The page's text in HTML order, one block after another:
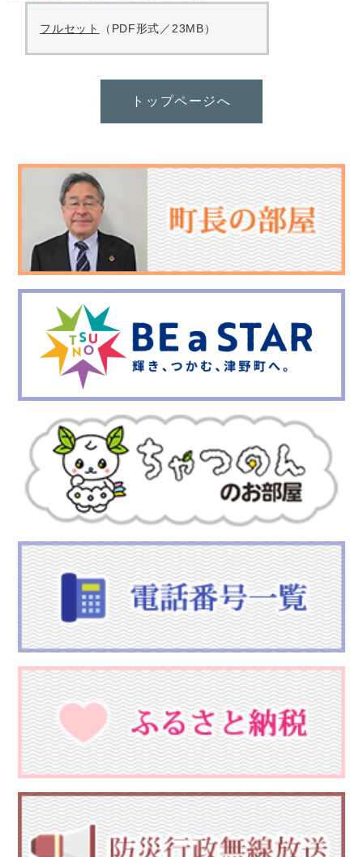
フルセット （PDF形式／23MB）
トップページへ